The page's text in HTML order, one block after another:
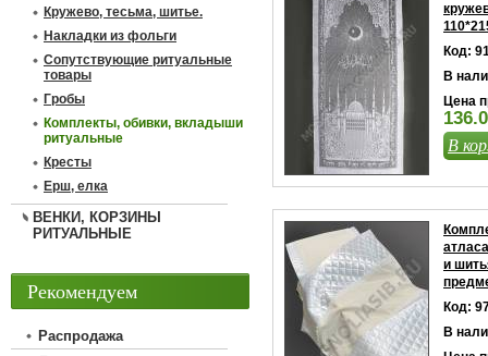
Код:
В
Цена
В
и
Код:
В
Кружево, тесьма, шитье.
Накладки из фольги
Сопутствующие ритуальные
товары
Гробы
Комплекты, обивки, вкладыши
ритуальные
Кресты
Ерш, елка
ВЕНКИ, КОРЗИНЫ
РИТУАЛЬНЫЕ
Рекомендуем
Распродажа